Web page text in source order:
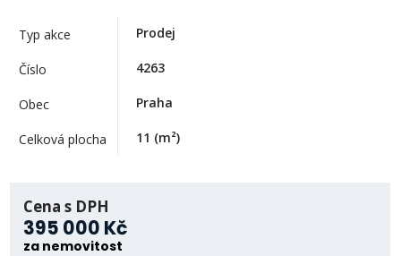
Typ akce Prodej
Číslo 4263
Obec Praha
Celková plocha 11 (m²)
Cena s DPH
395 000 Kč
za nemovitost